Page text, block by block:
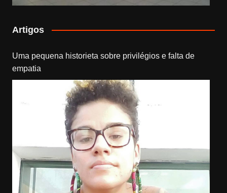
Artigos
Uma pequena historieta sobre privilégios e falta de
empatia